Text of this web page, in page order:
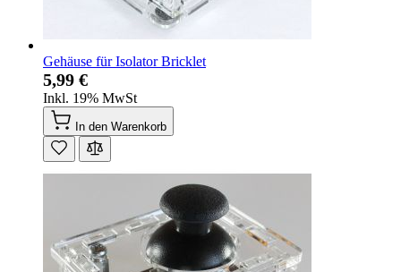
Gehäuse für Isolator Bricklet
5,99 €
Inkl. 19% MwSt
In den Warenkorb